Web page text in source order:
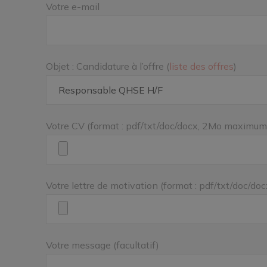
Votre e-mail
Objet : Candidature à l’offre (liste des offres)
Votre CV (format : pdf/txt/doc/docx, 2Mo
Votre lettre de motivation (format : pdf/txt/doc/
Votre message (facultatif)